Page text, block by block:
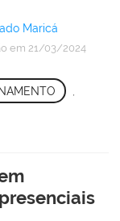
Maricá
em 21/03/2024